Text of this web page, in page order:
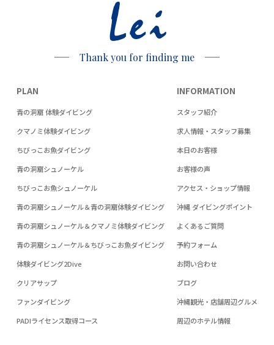
Lei
Thank you for finding me
PLAN
青の洞窟 体験ダイビング
クマノミ体験ダイビング
ちびっこお魚ダイビング
青の洞窟シュノーケル
ちびっこお魚シュノーケル
青の洞窟シュノーケル＆青の洞窟体験ダイビング
青の洞窟シュノーケル＆クマノミ体験ダイビング
青の洞窟シュノーケル＆ちびっこお魚ダイビング
体験ダイビング2Dive
クリアサップ
ファンダイビング
PADIライセンス取得コース
INFORMATION
スタッフ紹介
求人情報・スタッフ募集
本日のお客様
お客様の声
アクセス・ショップ情報
沖縄 ダイビングポイント
よくあるご質問
予約フォーム
お問い合わせ
ブログ
沖縄観光・店舗周辺グルメ
周辺のホテル情報